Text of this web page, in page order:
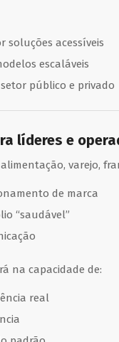
soluções acessíveis
escaláveis
público e privado
líderes e
varejo,
de marca
“saudável”
na capacidade de:
real